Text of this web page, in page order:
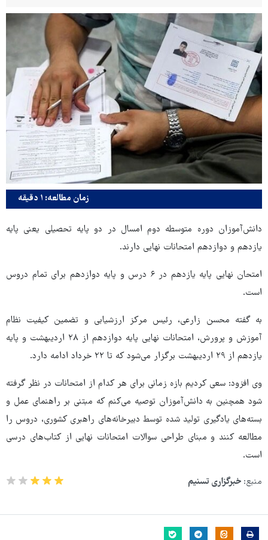
زمان مطالعه: ۱ دقیقه
دانش‌آموزان دوره متوسطه دوم امسال در دو پایه تحصیلی یعنی پایه
یازدهم و دوازدهم امتحانات نهایی دارند.
امتحان نهایی پایه یازدهم در ۶ درس و پایه دوازدهم برای تمام دروس
است.
به گفته محسن زارعی، رئیس مرکز ارزشیابی و تضمین کیفیت نظام
آموزش و پرورش، امتحانات نهایی پایه دوازدهم از ۲۸ اردیبهشت و پایه
یازدهم از ۲۹ اردیبهشت برگزار می‌شود که تا ۲۲ خرداد ادامه دارد.
وی افزود: سعی کردیم بازه زمانی برای هر کدام از امتحانات در نظر گرفته
شود همچنین به دانش‌آموزان توصیه می‌کنم که مبتنی بر راهنمای عمل و
بسته‌های یادگیری تولید شده توسط دبیرخانه‌های راهبری کشوری، دروس را
مطالعه کنند و مبنای طراحی سوالات امتحانات نهایی از کتاب‌های درسی
است.
منبع: خبرگزاری تسنیم